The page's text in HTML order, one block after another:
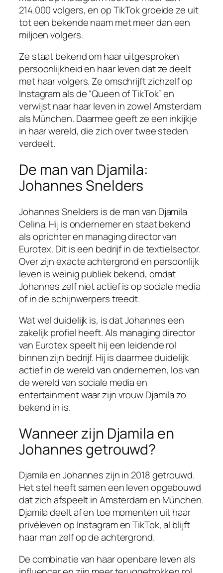
214.000 volgers, en op TikTok groeide ze uit
tot een bekende naam met meer dan een
miljoen volgers.
Ze staat bekend om haar uitgesproken
persoonlijkheid en haar leven dat ze deelt
met haar volgers. Ze omschrijft zichzelf op
Instagram als de “Queen of TikTok” en
verwijst naar haar leven in zowel Amsterdam
als München. Daarmee geeft ze een inkijkje
in haar wereld, die zich over twee steden
verdeelt.
De man van Djamila:
Johannes Snelders
Johannes Snelders is de man van Djamila
Celina. Hij is ondernemer en staat bekend
als oprichter en managing director van
Eurotex. Dit is een bedrijf in de textielsector.
Over zijn exacte achtergrond en persoonlijk
leven is weinig publiek bekend, omdat
Johannes zelf niet actief is op sociale media
of in de schijnwerpers treedt.
Wat wel duidelijk is, is dat Johannes een
zakelijk profiel heeft. Als managing director
van Eurotex speelt hij een leidende rol
binnen zijn bedrijf. Hij is daarmee duidelijk
actief in de wereld van ondernemen, los van
de wereld van sociale media en
entertainment waar zijn vrouw Djamila zo
bekend in is.
Wanneer zijn Djamila en
Johannes getrouwd?
Djamila en Johannes zijn in 2018 getrouwd.
Het stel heeft samen een leven opgebouwd
dat zich afspeelt in Amsterdam en München.
Djamila deelt af en toe momenten uit haar
privéleven op Instagram en TikTok, al blijft
haar man zelf op de achtergrond.
De combinatie van haar openbare leven als